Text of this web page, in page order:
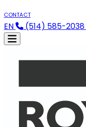
CONTACT
EN (514) 585-2038